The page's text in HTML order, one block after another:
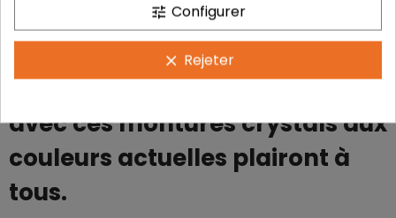
AZR DAVIS
Design original et tendance
avec ces montures crystals aux
couleurs actuelles plairont à
tous.
tune Configurer
clear Rejeter